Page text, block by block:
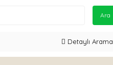
Ara
Detaylı Arama